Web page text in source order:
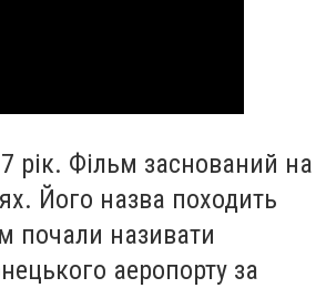
рік. Фільм заснований на
Його назва походить
почали називати
аеропорту за